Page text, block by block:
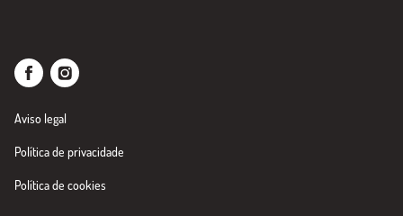
Aviso legal
Política de privacidade
Política de cookies